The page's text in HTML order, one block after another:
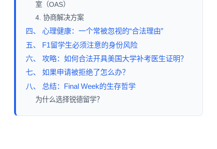
室（OAS）
4. 协商解决方案
四、 心理健康：一个常被忽视的“合法理由”
五、 F1留学生必须注意的身份风险
六、 攻略：如何合法开具美国大学补考医生证明？
七、 如果申请被拒绝了怎么办？
八、 总结：Final Week的生存哲学
为什么选择锐德留学？